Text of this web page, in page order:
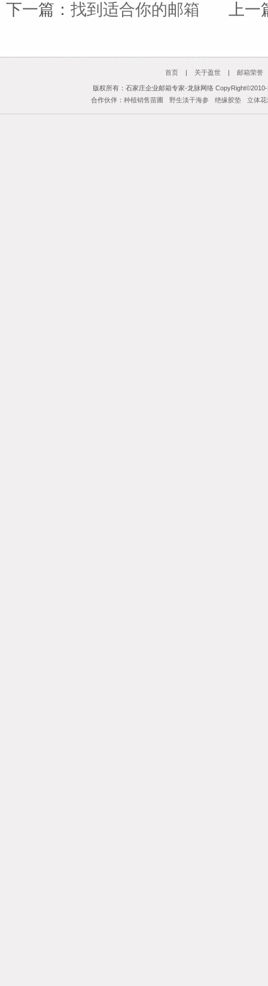
下一篇： 找到适合你的邮箱 上一
首页 | 关于盈世 | 邮箱荣誉
版权所有：石家庄企业邮箱专家-龙脉网络
合作伙伴：种植销售苗圃 野生淡干海参 绝缘胶垫 立体